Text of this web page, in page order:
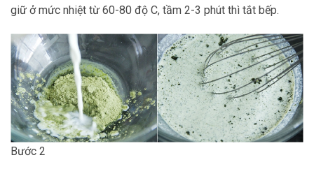
giữ ở mức nhiệt từ 60-80 độ C, tầm 2-3 phút thì tắt bếp.
Bước 2